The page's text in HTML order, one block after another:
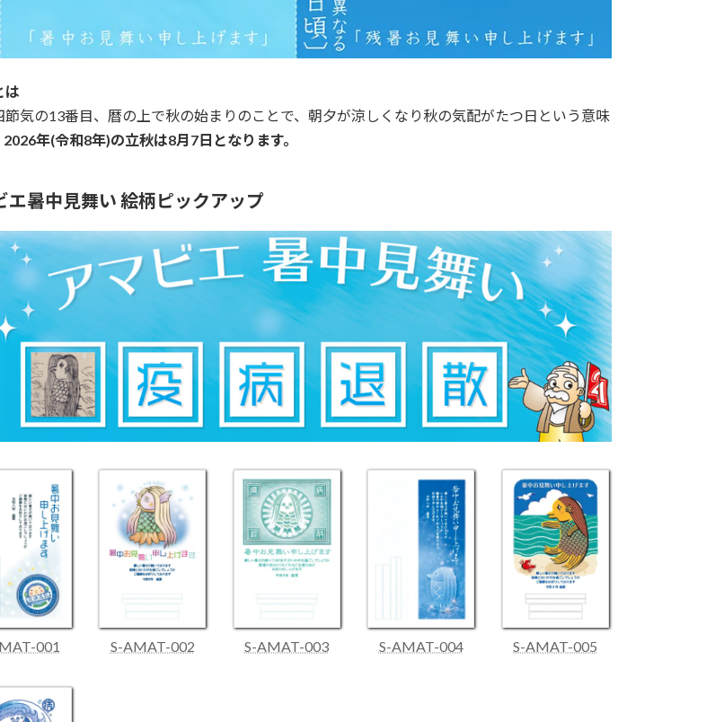
は
節気の13番目、暦の上で秋の始まりのことで、朝夕が涼しくなり秋の気配がたつ日という意味
2026年(令和8年)の立秋は8月7日となります。
エ暑中見舞い 絵柄ピックアップ
001 S-AMAT-002 S-AMAT-003 S-AMAT-004 S-AMAT-005